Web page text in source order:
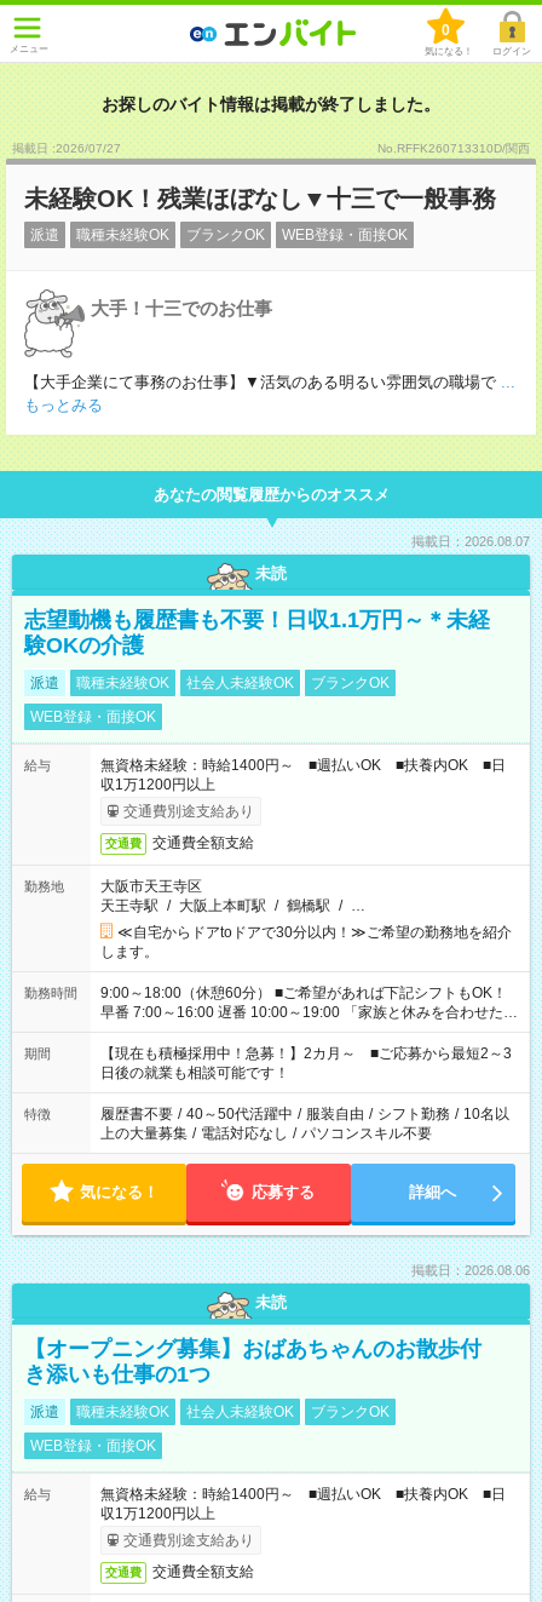
メニュー
0
気になる！ ログイン
お探しのバイト情報は掲載が終了しました。
掲載日 :2026/07/27 No.RFFK260713310D/関西
未経験OK！残業ほぼなし▼十三で一般事務
派遣 職種未経験OK ブランクOK WEB登録・面接OK
大手！十三でのお仕事
【大手企業にて事務のお仕事】▼活気のある明るい雰囲気の職場で ...
もっとみる
あなたの閲覧履歴からのオススメ
掲載日：2026.08.07
未読
志望動機も履歴書も不要！日収1.1万円～＊未経
験OKの介護
派遣 職種未経験OK 社会人未経験OK
ブランクOK
WEB登録・面接OK
給与
無資格未経験：時給1400円～ ■週払いOK ■扶養内OK ■日
収1万1200円以上
交通費別途支給あり
交通費 交通費全額支給
勤務地
大阪市天王寺区
天王寺駅 / 大阪上本町駅 / 鶴橋駅 / …
≪自宅からドアtoドアで30分以内！≫ご希望の勤務地を紹介
します。
勤務時間
9:00～18:00（休憩60分） ■ご希望があれば下記シフトもOK！
早番 7:00～16:00 遅番 10:00～19:00 「家族と休みを合わせた
い」 「余裕を持って夕飯の準備がしたい」 「できれば残業はし
たくない」 など、ご希望を教えてくださいね。 ※Wワーク希望
の方へ 今ご覧のお仕事で希望する勤務時間と、もう1つのお仕事
の勤務時間。 合計で週40時間を超える場合は応募できません。
期間
【現在も積極採用中！急募！】2カ月～ ■ご応募から最短2～3
日後の就業も相談可能です！
特徴 履歴書不要 / 40～50代活躍中 / 服装自由 / シフト勤務 / 10名以
上の大量募集 / 電話対応なし / パソコンスキル不要
気になる！ 応募する 詳細へ
掲載日：2026.08.06
未読
【オープニング募集】おばあちゃんのお散歩付
き添いも仕事の1つ
派遣 職種未経験OK 社会人未経験OK
ブランクOK
WEB登録・面接OK
給与
無資格未経験：時給1400円～ ■週払いOK ■扶養内OK ■日
収1万1200円以上
交通費別途支給あり
交通費 交通費全額支給